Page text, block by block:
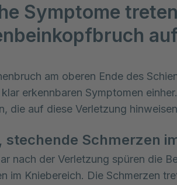
Symptome
am oberen Ende des
klar erkennbaren Symptomen
die auf diese Verletzung
stechende Schmerzen
nach der Verletzung spüren die
im Kniebereich. Die Schmerzen